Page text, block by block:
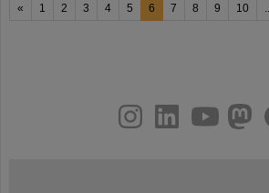
« 1 2 3 4 5 6 7 8 9 10
youtubehelmholtz.socialfacebook